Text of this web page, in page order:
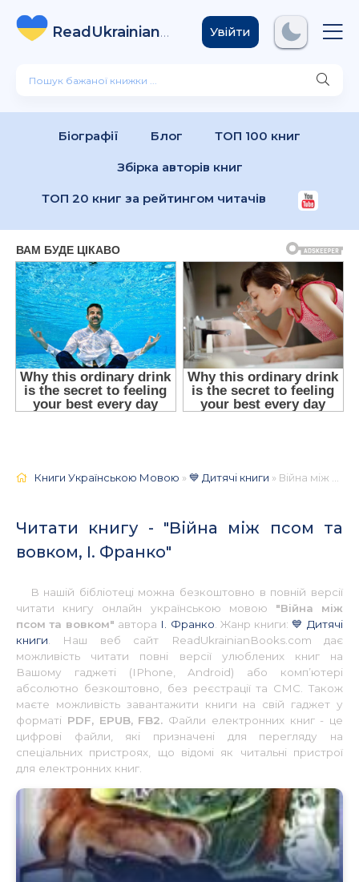
ReadUkrainian
Books .com
Увійти
Біографії Блог ТОП 100 книг
Збірка авторів книг
ТОП 20 книг за рейтингом читачів
Книги Українською Мовою »💙 Дитячі книги » Війна між псом та вовком, І. Франко 📚 - Українською
Читати книгу - "Війна між псом та
вовком, І. Франко"
В нашій бібліотеці можна безкоштовно в повній версії
читати книгу онлайн українською мовою "Війна між
псом та вовком" автора І. Франко . Жанр книги:💙 Дитячі
книги . Наш веб сайт ReadUkrainianBooks.com дає
можливість читати повні версії улюблених книг на
Вашому гаджеті (IPhone, Android) або комп’ютері
абсолютно безкоштовно, без реєстрації та СМС. Також
маєте можливість завантажити книги на свій гаджет у
форматі PDF, EPUB, FB2. Файли електронних книг - це
цифрові файли, які призначені для перегляду на
спеціальних пристроях, що відомі як читальні пристрої
для електронних книг.